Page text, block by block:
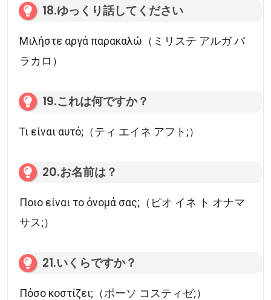
18.ゆっくり話してください
Μιλήστε αργά παρακαλώ（ミリステ アルガ パ
ラカロ）
19.これは何ですか？
Τι είναι αυτό;（ティ エイネ アフト;）
20.お名前は？
Ποιο είναι το όνομά σας;（ピオ イネ ト オナマ
サス;）
21.いくらですか？
Πόσο κοστίζει;（ポーソ コスティゼ;）